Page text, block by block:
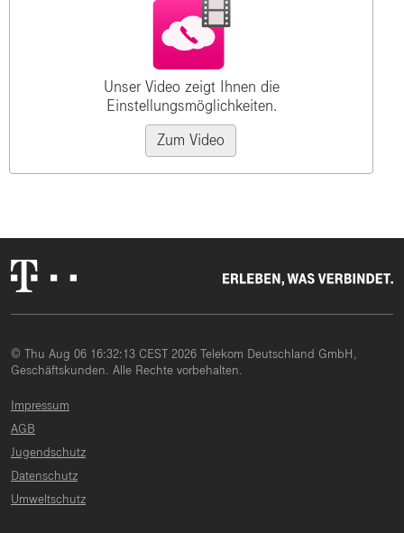
Unser Video zeigt Ihnen die
Einstellungsmöglichkeiten.
Zum Video
© Thu Aug 06 16:32:13 CEST 2026 Telekom Deutschland GmbH,
Geschäftskunden. Alle Rechte vorbehalten.
Impressum
AGB
Jugendschutz
Datenschutz
Umweltschutz